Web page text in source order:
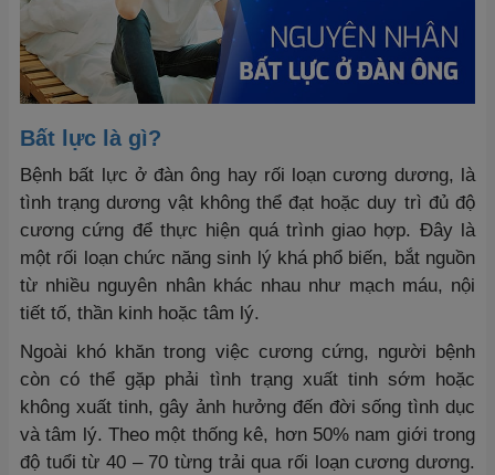
Bất lực là gì?
Bệnh bất lực ở đàn ông hay rối loạn cương dương, là
tình trạng dương vật không thể đạt hoặc duy trì đủ độ
cương cứng để thực hiện quá trình giao hợp. Đây là
một rối loạn chức năng sinh lý khá phổ biến, bắt nguồn
từ nhiều nguyên nhân khác nhau như mạch máu, nội
tiết tố, thần kinh hoặc tâm lý.
Ngoài khó khăn trong việc cương cứng, người bệnh
còn có thể gặp phải tình trạng xuất tinh sớm hoặc
không xuất tinh, gây ảnh hưởng đến đời sống tình dục
và tâm lý. Theo một thống kê, hơn 50% nam giới trong
độ tuổi từ 40 – 70 từng trải qua rối loạn cương dương.